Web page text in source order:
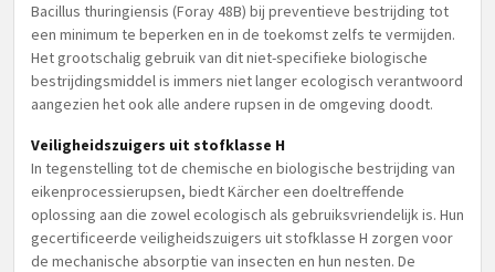
Bacillus thuringiensis (Foray 48B) bij preventieve bestrijding tot
een minimum te beperken en in de toekomst zelfs te vermijden.
Het grootschalig gebruik van dit niet-specifieke biologische
bestrijdingsmiddel is immers niet langer ecologisch verantwoord
aangezien het ook alle andere rupsen in de omgeving doodt.
Veiligheidszuigers uit stofklasse H
In tegenstelling tot de chemische en biologische bestrijding van
eikenprocessierupsen, biedt Kärcher een doeltreffende
oplossing aan die zowel ecologisch als gebruiksvriendelijk is. Hun
gecertificeerde veiligheidszuigers uit stofklasse H zorgen voor
de mechanische absorptie van insecten en hun nesten. De